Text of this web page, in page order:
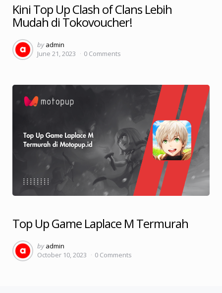
Kini Top Up Clash of Clans Lebih
Mudah di Tokovoucher!
Posted
by
by admin
June 21, 2023
0 Comments
Top Up Game Laplace M Termurah
Posted
by
by admin
October 10, 2023
0 Comments